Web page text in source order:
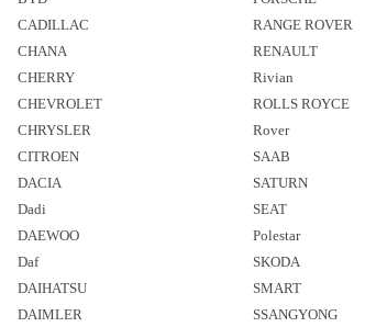
CADILLAC
CHANA
CHERRY
CHEVROLET
CHRYSLER
CITROEN
DACIA
Dadi
DAEWOO
Daf
DAIHATSU
DAIMLER
RANGE ROVER
RENAULT
Rivian
ROLLS ROYCE
Rover
SAAB
SATURN
SEAT
Polestar
SKODA
SMART
SSANGYONG